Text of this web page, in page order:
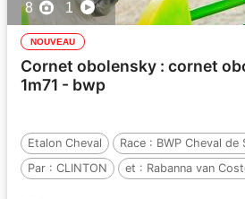
8 1
NOUVEAU
Cornet obolensky : cornet
1m71 - bwp
Etalon Cheval Race : BWP Cheval de
Par : CLINTON et : Rabanna van